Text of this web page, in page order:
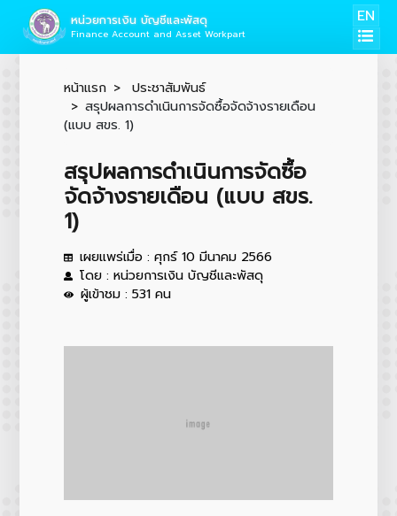
หน่วยการเงิน บัญชีและพัสดุ
Finance Account and Asset Workpart
EN
หน้าแรก
ประชาสัมพันธ์
สรุปผลการดำเนินการจัดซื้อจัดจ้างรายเดือน
(แบบ สขร. 1)
สรุปผลการดำเนินการจัดซื้อ
จัดจ้างรายเดือน (แบบ สขร.
1)
เผยแพร่เมื่อ : ศุกร์ 10 มีนาคม 2566
โดย : หน่วยการเงิน บัญชีและพัสดุ
ผู้เข้าชม : 531 คน